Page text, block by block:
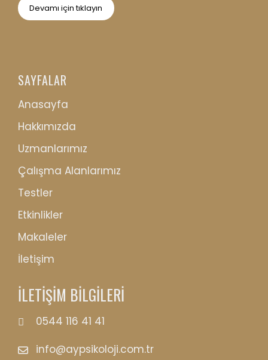
Devamı için tıklayın
SAYFALAR
Anasayfa
Hakkımızda
Uzmanlarımız
Çalışma Alanlarımız
Testler
Etkinlikler
Makaleler
İletişim
İLETİŞİM BİLGİLERİ
0544 116 41 41
info@aypsikoloji.com.tr